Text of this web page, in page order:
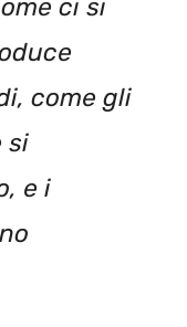
ci si
come gli
si
e i